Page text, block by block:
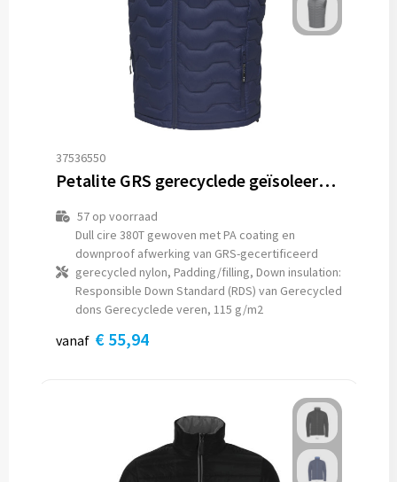
37536550
Petalite GRS gerecyclede geïsoleerde down bodywarmer voor heren
57op voorraad
Dull cire 380T gewoven met PA coating en
downproof afwerking van GRS-gecertificeerd
gerecycled nylon, Padding/filling, Down insulation:
Responsible Down Standard (RDS) van Gerecycled
dons Gerecyclede veren, 115 g/m2
vanaf € 55,94